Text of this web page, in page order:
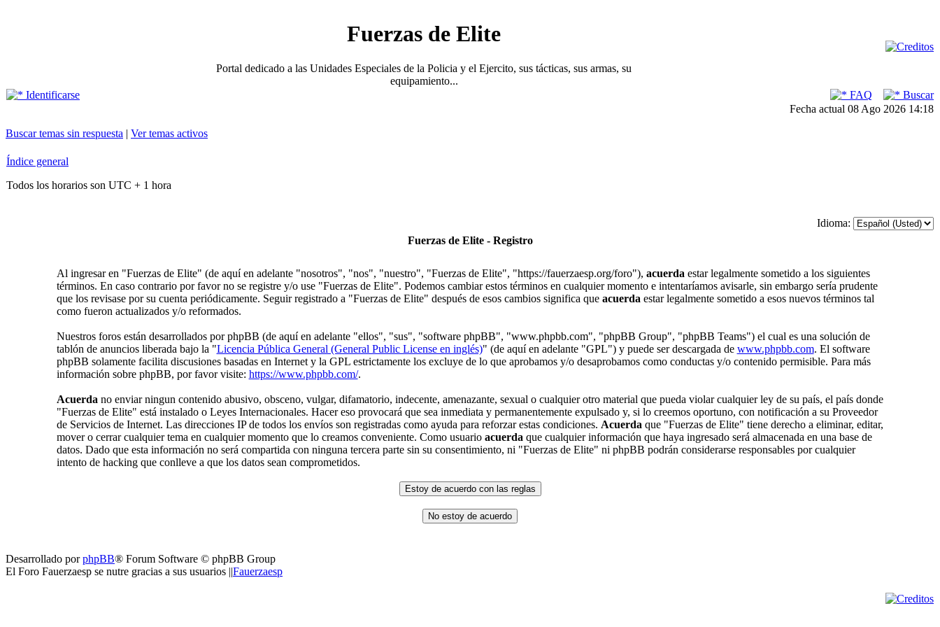
Fuerzas de Elite
Portal dedicado a las Unidades Especiales de la Policia y el Ejercito, sus tácticas, sus armas, su
equipamiento...
Identificarse
FAQ
Buscar
Fecha actual 08 Ago 2026 14:18
Buscar temas sin respuesta | Ver temas activos
Índice general
Todos los horarios son UTC + 1 hora
Idioma:
Fuerzas de Elite - Registro
Al ingresar en "Fuerzas de Elite" (de aquí en adelante "nosotros", "nos", "nuestro", "Fuerzas de Elite", "https://fauerzaesp.org/foro"), acuerda estar legalmente sometido a los siguientes
términos. En caso contrario por favor no se registre y/o use "Fuerzas de Elite". Podemos cambiar estos términos en cualquier momento e intentaríamos avisarle, sin embargo sería prudente
que los revisase por su cuenta periódicamente. Seguir registrado a "Fuerzas de Elite" después de esos cambios significa que acuerda estar legalmente sometido a esos nuevos términos tal
como fueron actualizados y/o reformados.
Nuestros foros están desarrollados por phpBB (de aquí en adelante "ellos", "sus", "software phpBB", "www.phpbb.com", "phpBB Group", "phpBB Teams") el cual es una solución de
tablón de anuncios liberada bajo la "Licencia Pública General (General Public License en inglés)" (de aquí en adelante "GPL") y puede ser descargada de www.phpbb.com. El software
phpBB solamente facilita discusiones basadas en Internet y la GPL estrictamente los excluye de lo que aprobamos y/o desaprobamos como conductas y/o contenido permisible. Para más
información sobre phpBB, por favor visite: https://www.phpbb.com/.
Acuerda no enviar ningun contenido abusivo, obsceno, vulgar, difamatorio, indecente, amenazante, sexual o cualquier otro material que pueda violar cualquier ley de su país, el país donde
"Fuerzas de Elite" está instalado o Leyes Internacionales. Hacer eso provocará que sea inmediata y permanentemente expulsado y, si lo creemos oportuno, con notificación a su Proveedor
de Servicios de Internet. Las direcciones IP de todos los envíos son registradas como ayuda para reforzar estas condiciones. Acuerda que "Fuerzas de Elite" tiene derecho a eliminar, editar,
mover o cerrar cualquier tema en cualquier momento que lo creamos conveniente. Como usuario acuerda que cualquier información que haya ingresado será almacenada en una base de
datos. Dado que esta información no será compartida con ninguna tercera parte sin su consentimiento, ni "Fuerzas de Elite" ni phpBB podrán considerarse responsables por cualquier
intento de hacking que conlleve a que los datos sean comprometidos.
Desarrollado porphpBB® Forum Software © phpBB Group
El Foro Fauerzaesp se nutre gracias a sus usuarios ||Fauerzaesp